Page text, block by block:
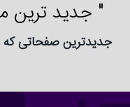
" جدید ترین
جدیدترین صفحاتی